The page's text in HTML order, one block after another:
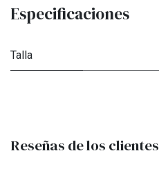
Especificaciones
Talla
Reseñas de los clientes